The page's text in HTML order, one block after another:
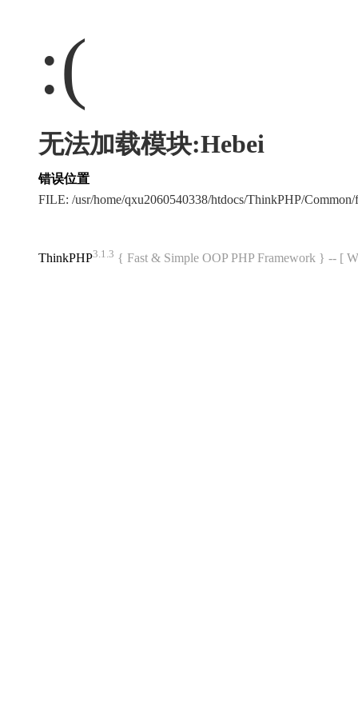
:(
无法加载模块:Hebei
错误位置
FILE: /usr/home/qxu2060540338/htdocs/ThinkPHP/
ThinkPHP3.1.3 { Fast & Simple OOP PHP Framework } -- [